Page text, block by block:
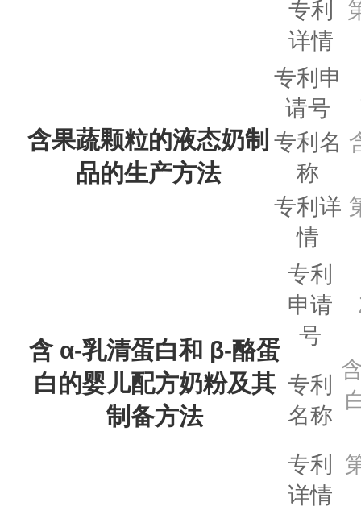
专利
详情
含果蔬颗粒的液态奶制
品的生产方法
专利申
请号
专利名
称
专利详
情
含 α-乳清蛋白和 β-酪蛋
白的婴儿配方奶粉及其
制备方法
专利
申请
号
专利
名称
专利
详情